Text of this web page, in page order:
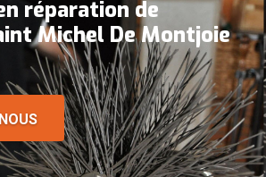
réparation de
Michel De Montjoie